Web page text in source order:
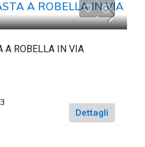
A ROBELLA IN VIA
Dettagli